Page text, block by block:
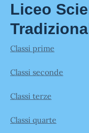
Liceo
Classi prime
Classi seconde
Classi terze
Classi quarte